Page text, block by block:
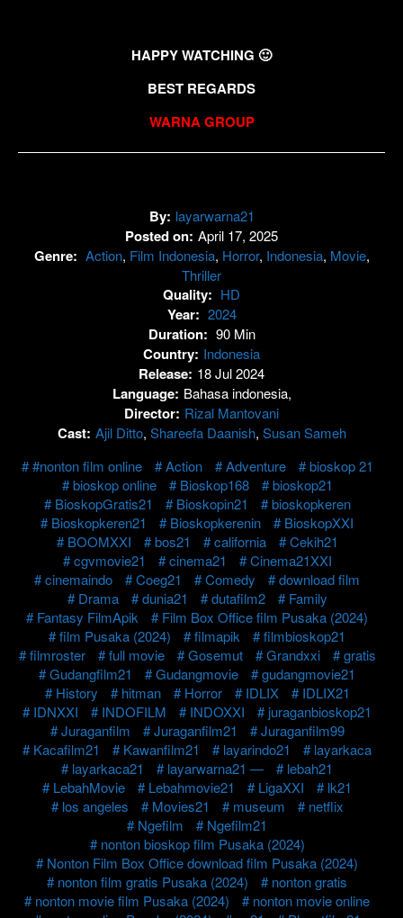
HAPPY WATCHING 🙂
BEST REGARDS
WARNA GROUP
By: layarwarna21
Posted on: April 17, 2025
Genre: Action, Film Indonesia, Horror, Indonesia, Movie,
Thriller
Quality: HD
Year: 2024
Duration: 90 Min
Country: Indonesia
Release: 18 Jul 2024
Language: Bahasa indonesia,
Director: Rizal Mantovani
Cast: Ajil Ditto, Shareefa Daanish, Susan Sameh
#nonton film online
Action Adventure
bioskop 21
bioskop online
Bioskop168
bioskop21
BioskopGratis21
Bioskopin21
bioskopkeren
Bioskopkeren21
Bioskopkerenin
BioskopXXI
BOOMXXI
bos21 california
Cekih21
cgvmovie21
cinema21
Cinema21XXI
cinemaindo
Coeg21 Comedy
download film
Drama
dunia21 dutafilm2
Family
Fantasy FilmApik
Film Box Office film Pusaka (2024)
film Pusaka (2024)
filmapik
filmbioskop21
filmroster
full movie Gosemut Grandxxi
gratis
Gudangfilm21
Gudangmovie
gudangmovie21
History
hitman Horror IDLIX
IDLIX21
IDNXXI
INDOFILM INDOXXI
juraganbioskop21
Juraganfilm
Juraganfilm21
Juraganfilm99
Kacafilm21
Kawanfilm21 layarindo21
layarkaca
layarkaca21
layarwarna21 —
lebah21
LebahMovie
Lebahmovie21 LigaXXI
lk21
los angeles
Movies21 museum
netflix
Ngefilm
Ngefilm21
nonton bioskop film Pusaka (2024)
Nonton Film Box Office download film Pusaka (2024)
nonton film gratis Pusaka (2024)
nonton gratis
nonton movie film Pusaka (2024)
nonton movie online